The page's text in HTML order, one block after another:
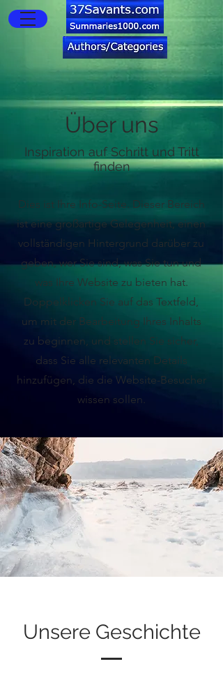
Über uns
Inspiration auf Schritt und Tritt
finden
Dies ist Ihre Info-Seite. Dieser Bereich
ist eine großartige Gelegenheit, einen
vollständigen Hintergrund darüber zu
geben, wer Sie sind, was Sie tun und
was Ihre Website zu bieten hat.
Doppelklicken Sie auf das Textfeld,
um mit der Bearbeitung Ihres Inhalts
zu beginnen, und stellen Sie sicher,
dass Sie alle relevanten Details
hinzufügen, die die Website-Besucher
wissen sollen.
Unsere Geschichte